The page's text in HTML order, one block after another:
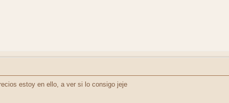
estoy en ello, a ver si lo consigo jeje